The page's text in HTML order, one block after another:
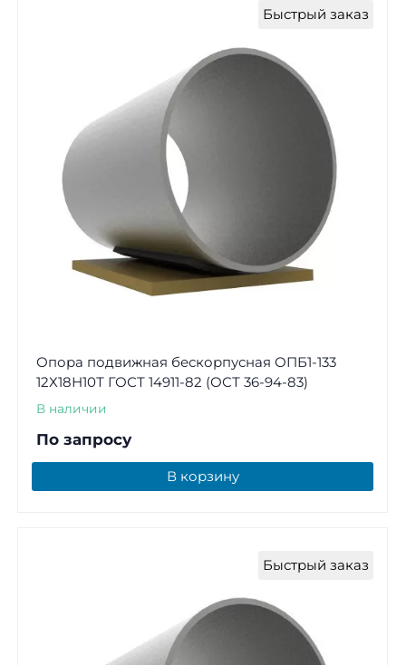
Быстрый заказ
Опора подвижная бескорпусная ОПБ1-133
12Х18Н10Т ГОСТ 14911-82 (ОСТ 36-94-83)
В наличии
По запросу
В корзину
Быстрый заказ